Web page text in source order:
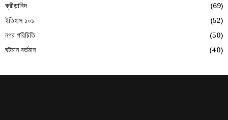
ক্রীড়াবিদ
(69)
ইতিহাস ১০১
(52)
নগর পরিচিতি
(50)
ঘটমান বর্তমান
(40)